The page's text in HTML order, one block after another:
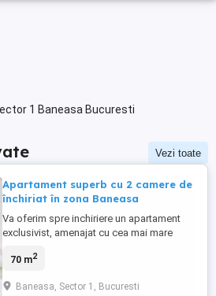
1 Baneasa Bucuresti
Vezi toate
Apartament superb cu 2 camere de
închiriat în zona Baneasa
Va oferim spre inchiriere un apartament
exclusivist, amenajat cu cea mai mare
indrumarea continua a designerilor de
premium, este o proprietate rara, potrivit
70 m2
Baneasa, Sector 1, Bucuresti